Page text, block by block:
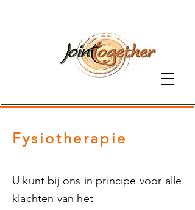
06-81379800
Fysiotherapie
U kunt bij ons in principe voor alle
klachten van het